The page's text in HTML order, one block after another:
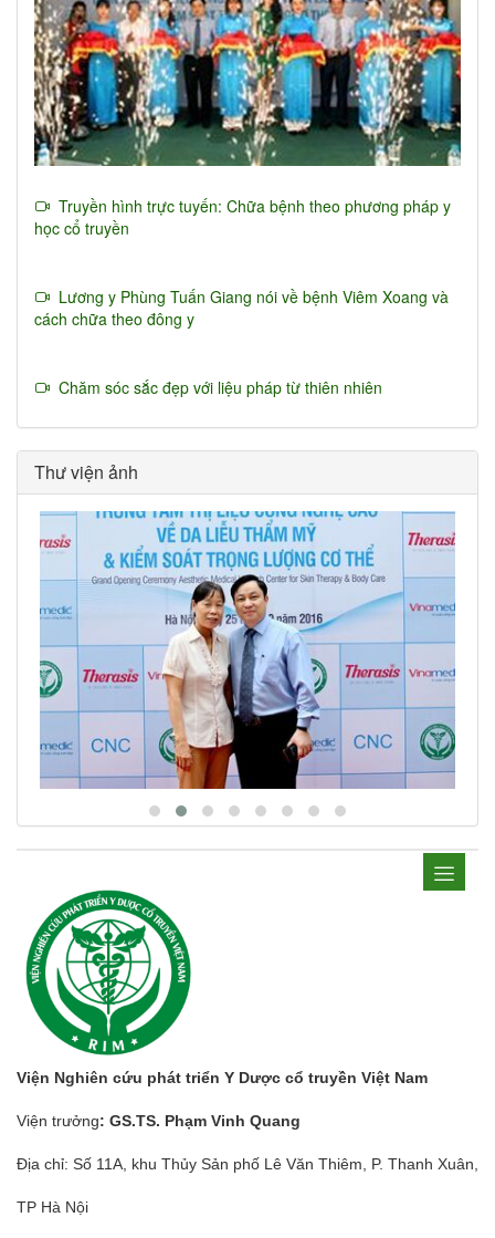
Truyền hình trực tuyến: Chữa bệnh theo phương pháp y
học cổ truyền
Lương y Phùng Tuấn Giang nói về bệnh Viêm Xoang và
cách chữa theo đông y
Chăm sóc sắc đẹp với liệu pháp từ thiên nhiên
Thư viện ảnh
Viện Nghiên cứu phát triển Y Dược cổ truyền Việt Nam
Viện trưởng: GS.TS. Phạm Vinh Quang
Địa chỉ: Số 11A, khu Thủy Sản phố Lê Văn Thiêm, P. Thanh Xuân,
TP Hà Nội